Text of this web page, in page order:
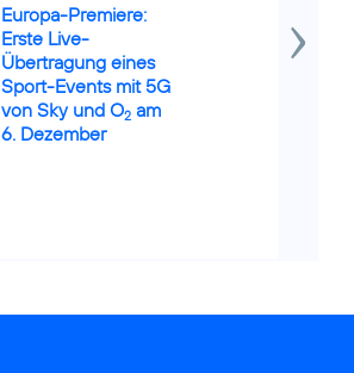
Europa-Premiere:
Erste Live-
Übertragung eines
Sport-Events mit 5G
von Sky und O2 am
6. Dezember
Mallik